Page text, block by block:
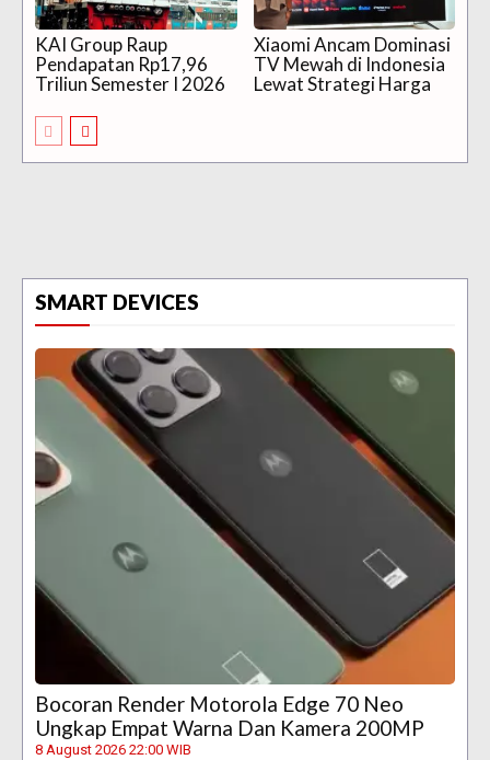
KAI Group Raup
Pendapatan Rp17,96
Triliun Semester I 2026
Xiaomi Ancam Dominasi
TV Mewah di Indonesia
Lewat Strategi Harga
SMART DEVICES
Bocoran Render Motorola Edge 70 Neo
Ungkap Empat Warna Dan Kamera 200MP
8 August 2026 22:00 WIB